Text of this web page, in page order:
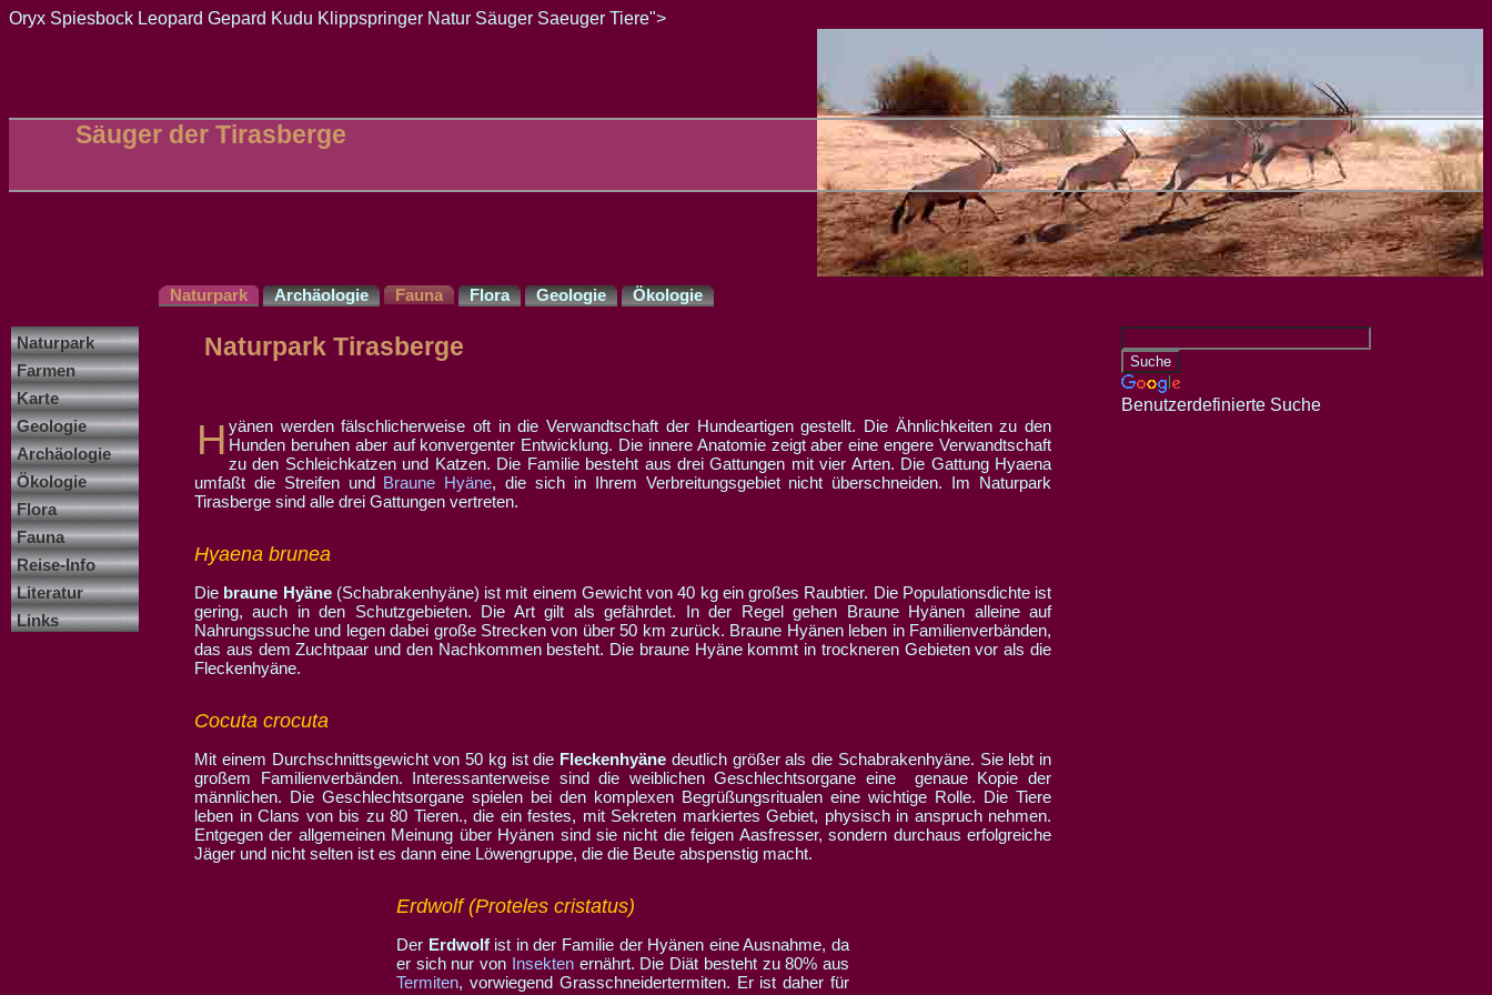
Oryx Spiesbock Leopard Gepard Kudu Klippspringer Natur Säuger Saeuger Tiere">
Säuger der Tirasberge
Naturpark Archäologie Fauna Flora Geologie Ökologie
Naturpark
Farmen
Karte
Geologie
Archäologie
Ökologie
Flora
Fauna
Reise-Info
Literatur
Links
Benutzerdefinierte Suche
Naturpark Tirasberge
Hyänen werden fälschlicherweise oft in die Verwandtschaft der Hundeartigen gestellt. Die Ähnlichkeiten zu den Hunden beruhen aber auf konvergenter Entwicklung. Die innere Anatomie zeigt aber eine engere Verwandtschaft
zu den Schleichkatzen und Katzen. Die Familie besteht aus drei Gattungen mit vier Arten. Die Gattung Hyaena
umfaßt die Streifen und Braune Hyäne, die sich in Ihrem Verbreitungsgebiet nicht überschneiden. Im Naturpark
Tirasberge sind alle drei Gattungen vertreten.
Hyaena brunea
Die braune Hyäne(Schabrakenhyäne) ist mit einem Gewicht von 40 kg ein großes Raubtier. Die Populationsdichte ist
gering, auch in den Schutzgebieten. Die Art gilt als gefährdet. In der Regel gehen Braune Hyänen alleine auf
Nahrungssuche und legen dabei große Strecken von über 50 km zurück. Braune Hyänen leben in Familienverbänden,
das aus dem Zuchtpaar und den Nachkommen besteht. Die braune Hyäne kommt in trockneren Gebieten vor als die
Fleckenhyäne.
Cocuta crocuta
Mit einem Durchschnittsgewicht von 50 kg ist die Fleckenhyäne deutlich größer als die Schabrakenhyäne. Sie lebt in
großem Familienverbänden. Interessanterweise sind die weiblichen Geschlechtsorgane eine genaue Kopie der
männlichen. Die Geschlechtsorgane spielen bei den komplexen Begrüßungsritualen eine wichtige Rolle. Die Tiere
leben in Clans von bis zu 80 Tieren., die ein festes, mit Sekreten markiertes Gebiet, physisch in anspruch nehmen.
Entgegen der allgemeinen Meinung über Hyänen sind sie nicht die feigen Aasfresser, sondern durchaus erfolgreiche
Jäger und nicht selten ist es dann eine Löwengruppe, die die Beute abspenstig macht.
Erdwolf (Proteles cristatus)
Der Erdwolfist in der Familie der Hyänen eine Ausnahme, da
er sich nur von Insektenernährt. Die Diät besteht zu 80% aus
Termiten, vorwiegend Grasschneidertermiten. Er ist daher für